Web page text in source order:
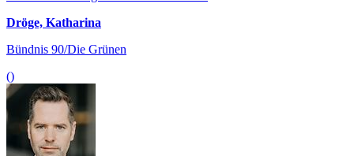
Dröge, Katharina
Bündnis 90/Die Grünen
()